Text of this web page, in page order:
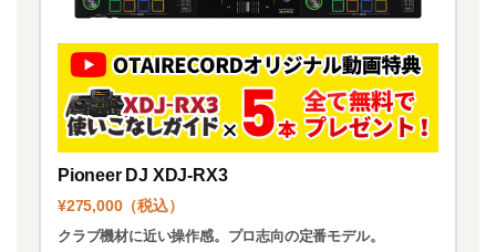
Pioneer DJ XDJ-RX3
¥275,000（税込）
クラブ機材に近い操作感。プロ志向の定番モデル。